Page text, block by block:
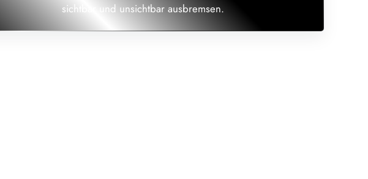
sichtbar und unsichtbar ausbremsen.